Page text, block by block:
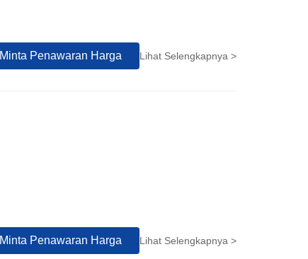
Minta Penawaran Harga
Lihat Selengkapnya >
Minta Penawaran Harga Lihat Selengkapnya >